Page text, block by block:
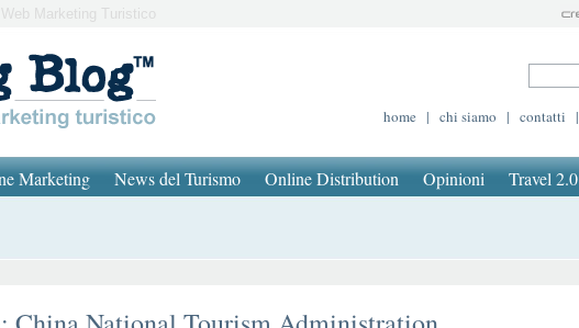
Marketing Turistico
home | chi siamo | contatti |
Marketing News del Turismo Online Distribution Opinioni Travel 2.0